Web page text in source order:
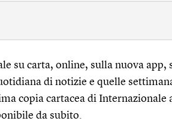
su carta, online, sulla nuova
di notizie e quelle
copia cartacea di
da subito.